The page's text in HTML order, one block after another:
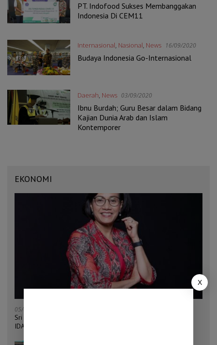
PT. Indofood Sukses Membanggakan
Indonesia Di CEM11
Internasional Nasional News 16/09/2020
Budaya Indonesia Go-Internasional
Daerah News 03/09/2020
Ibnu Burdah; Guru Besar dalam Bidang
Kajian Dunia Arab dan Islam
Kontemporer
EKONOMI
05/08/2026
Sri Mulyani Ditunjuk Jadi Ketua Bersama Penggalangan Dana
IDA22 Bank Dunia
X